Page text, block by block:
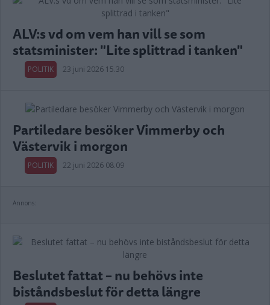
ALV:s vd om vem han vill se som
statsminister: "Lite splittrad i tanken"
POLITIK 23 juni 2026 15.30
Partiledare besöker Vimmerby och
Västervik i morgon
POLITIK 22 juni 2026 08.09
Annons:
Beslutet fattat – nu behövs inte
biståndsbeslut för detta längre